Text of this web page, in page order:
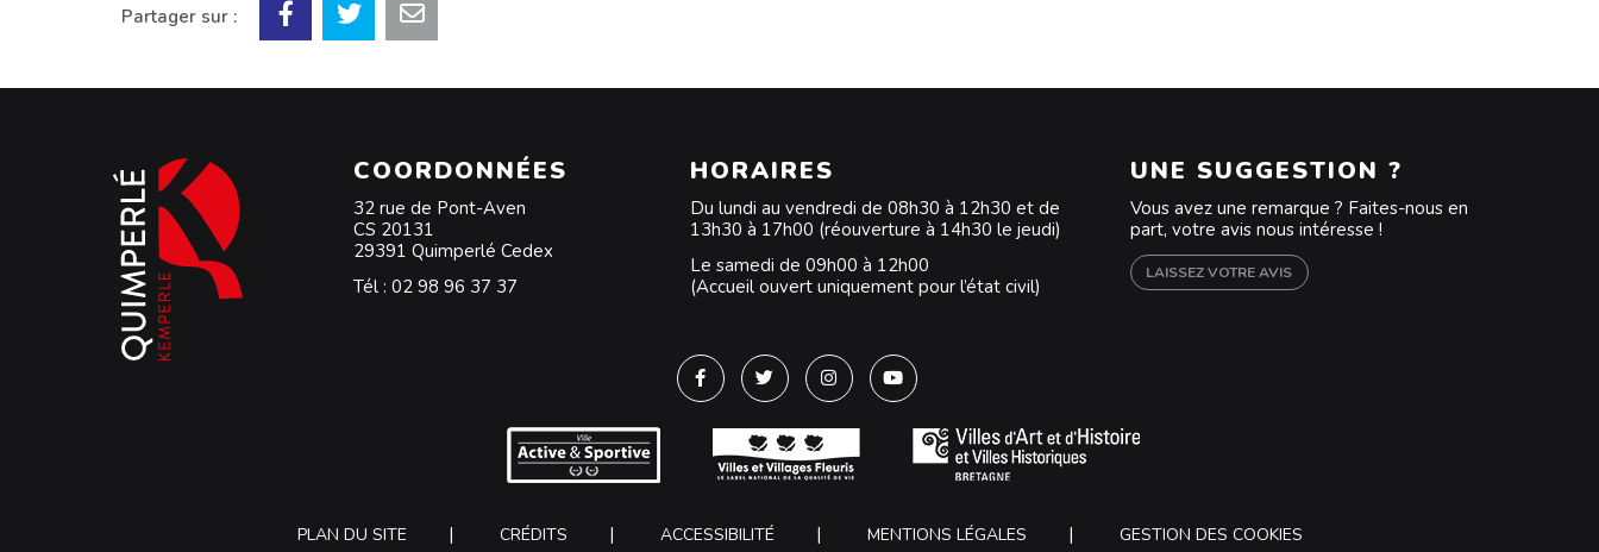
Partager sur :
COORDONNÉES
32 rue de Pont-Aven
CS 20131
29391 Quimperlé Cedex
Tél : 02 98 96 37 37
HORAIRES
Du lundi au vendredi de 08h30 à 12h30 et de
13h30 à 17h00 (réouverture à 14h30 le jeudi)
Le samedi de 09h00 à 12h00
(Accueil ouvert uniquement pour l’état civil)
UNE SUGGESTION ?
Vous avez une remarque ? Faites-nous en
part, votre avis nous intéresse !
LAISSEZ VOTRE AVIS
Lien vers le compte Facebook
Lien vers le compte Twitter
Lien vers le compte Instagram
Lien vers la chaîne Youtube
PLAN DU SITE CRÉDITS ACCESSIBILITÉ MENTIONS LÉGALES GESTION DES COOKIES